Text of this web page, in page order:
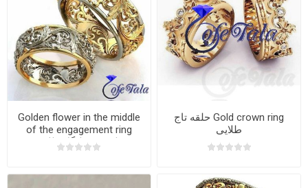
Gold crown ring حلقه تاج
طلایی
Golden flower in the middle
of the engagement ring
حلقه وسط گل طلایی